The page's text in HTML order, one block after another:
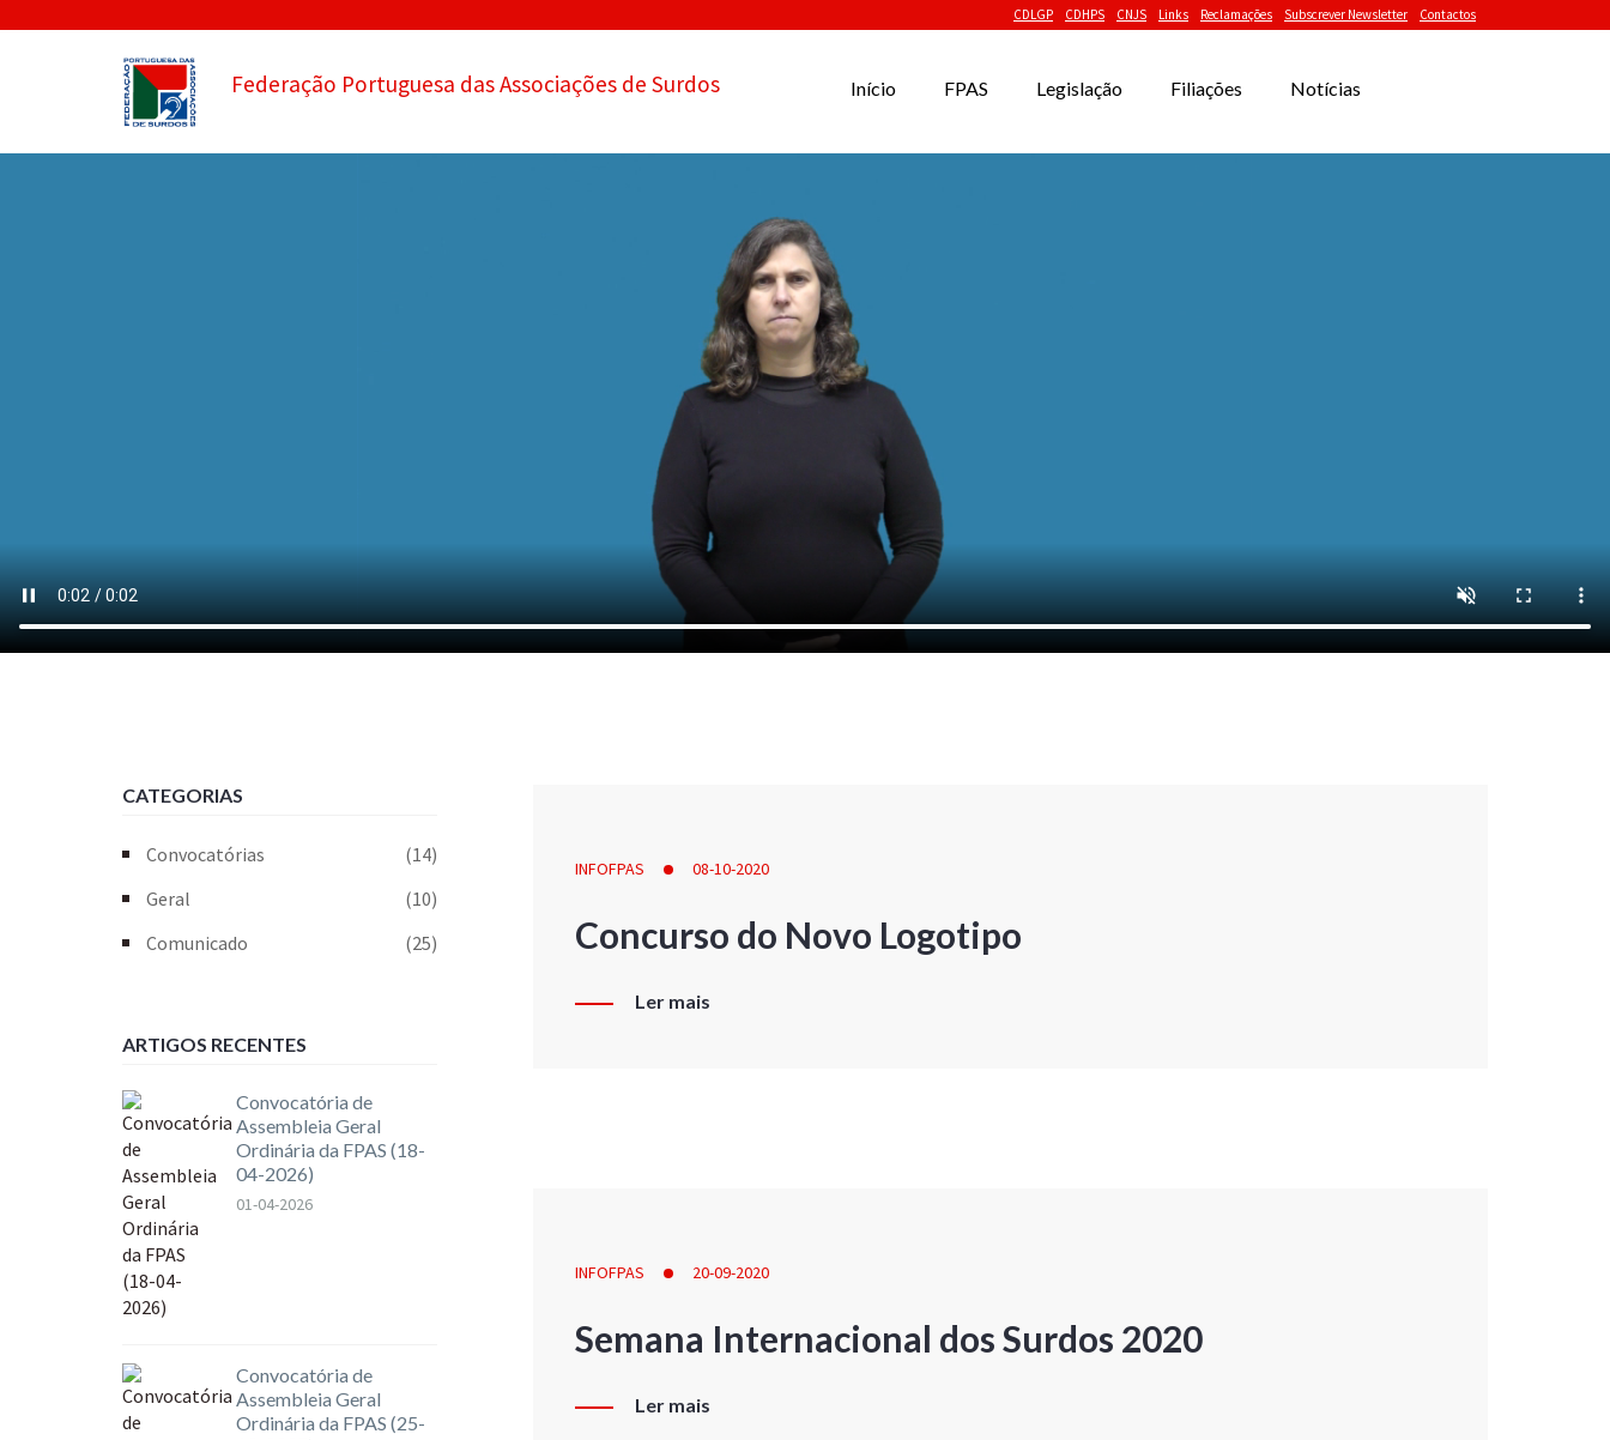
CDLGP CDHPS CNJS Links Reclamações Subscrever Newsletter Contactos
Federação Portuguesa das Associações de Surdos Início FPAS Legislação Filiações Notícias
INFOFPAS 08-10-2020
Concurso do Novo Logotipo
Ler mais
INFOFPAS 20-09-2020
Semana Internacional dos Surdos 2020
Ler mais
CATEGORIAS
Convocatórias
(14)
Geral
(10)
Comunicado
(25)
ARTIGOS RECENTES
Convocatória de
Assembleia Geral
Ordinária da FPAS (18-
04-2026)
01-04-2026
Convocatória de
Assembleia Geral
Ordinária da FPAS (25-